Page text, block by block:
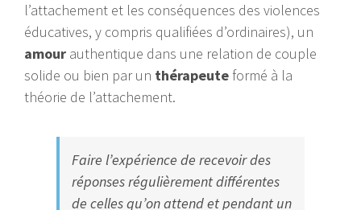
l’attachement et les conséquences des violences
éducatives, y compris qualifiées d’ordinaires), un
amour authentique dans une relation de couple
solide ou bien par un thérapeute formé à la
théorie de l’attachement.
Faire l’expérience de recevoir des
réponses régulièrement différentes
de celles qu’on attend et pendant un